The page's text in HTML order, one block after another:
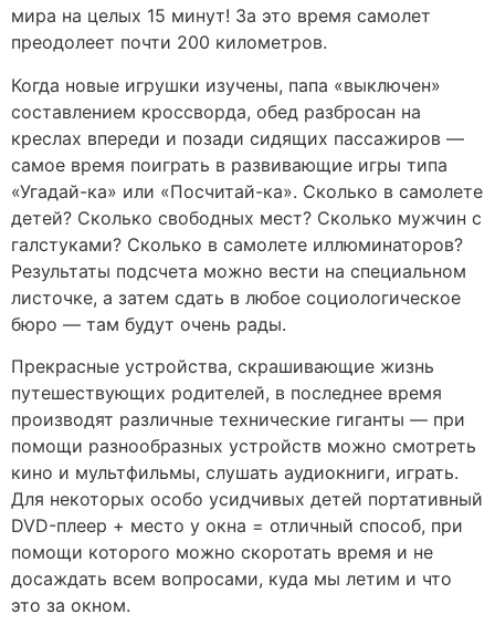
мира на целых 15 минут! За это время самолет
преодолеет почти 200 километров.
Когда новые игрушки изучены, папа «выключен»
составлением кроссворда, обед разбросан на
креслах впереди и позади сидящих пассажиров —
самое время поиграть в развивающие игры типа
«Угадай-ка» или «Посчитай-ка». Сколько в самолете
детей? Сколько свободных мест? Сколько мужчин с
галстуками? Сколько в самолете иллюминаторов?
Результаты подсчета можно вести на специальном
листочке, а затем сдать в любое социологическое
бюро — там будут очень рады.
Прекрасные устройства, скрашивающие жизнь
путешествующих родителей, в последнее время
производят различные технические гиганты — при
помощи разнообразных устройств можно смотреть
кино и мультфильмы, слушать аудиокниги, играть.
Для некоторых особо усидчивых детей портативный
DVD-плеер + место у окна = отличный способ, при
помощи которого можно скоротать время и не
досаждать всем вопросами, куда мы летим и что
это за окном.